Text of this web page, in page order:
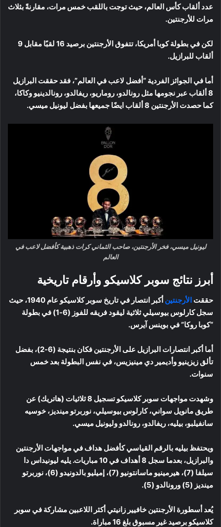
عدد ألقاب كأس العالم، حيث توجت باللقب خمس مرات، مقارنةً بثلاث
مرات للأرجنتين.
لكن في بطولة كوبا أمريكا، تتفوق الأرجنتين برصيد 16 لقبًا مقابل 9
ألقاب للبرازيل.
أما في الجوائز الفردية “أفضل لاعب في العالم”، فقد حققت البرازيل
8 ألقاب عبر نجومها مثل رونالدو، روماريو، ريفالدو، رونالدينيو وكاكا،
كما حصدت الأرجنتين 8 ألقاب ايضًا جميعها بفضل ليونيل ميسي.
ليونيل ميسي، فخر الأرجنتين، صاحب الثماني كرات ذهبية كأفضل لاعب في
العالم
أبرز نتائج سوبر كلاسيكو وأرقام تاريخية
حققت الأرجنتين
أكبر انتصار في تاريخ سوبر كلاسيكو عام 1940، حيث
سجل كارلوس بيوسيلي ثلاثية ليقود فريقه للفوز (6-1) في بطولة
“كوبا روكا” في بوينس آيرس.
أما أكبر انتصارات البرازيل على الأرجنتين فكان بنتيجة (6-2)، بفضل
تألق زيزينيو وأديمير دي مينيزيس، في نفس البطولة بعد خمس
سنوات.
وشهدت مواجهات سوبر كلاسيكو تسجيل 8 ثلاثيات (هاتريك) عن
طريق مانويل سواني، كارلوس بيوسيلي، نوربرتو مينديز، خوسيه
سانفيلبو، بيليه، ريفالدو، رونالدو وليونيل ميسي.
ويحتفظ بيليه بالرقم القياسي كأفضل هداف في مواجهات الأرجنتين
والبرازيل، بعدما سجل 8 أهداف في 10 مباريات. يليه ليونيداس دا
سيلفا (7)، هيرمينيو ماسانتونيو (7)، إميليو بالدونيدو (6)، نوربرتو
مينديز (5) ورونالدو (5).
يُعد أسطورة الأرجنتين خافيير زانيتي أكثر اللاعبين مشاركة في سوبر
كلاسيكو برصيد غير مسبوق بلغ 16 مباراة.